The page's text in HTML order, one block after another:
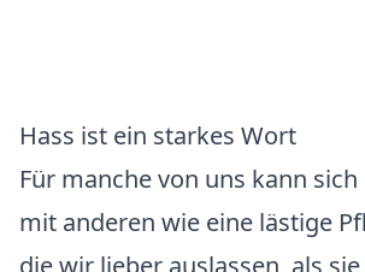
Hass ist ein starkes Wort
Für manche von uns kann
mit anderen wie eine lästige
die wir lieber auslassen, als